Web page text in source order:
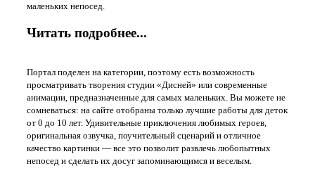
маленьких непосед.
Читать подробнее...
Портал поделен на категории, поэтому есть возможность
просматривать творения студии «Дисней» или современные
анимации, предназначенные для самых маленьких. Вы можете не
сомневаться: на сайте отобраны только лучшие работы для деток
от 0 до 10 лет. Удивительные приключения любимых героев,
оригинальная озвучка, поучительный сценарий и отличное
качество картинки — все это позволит развлечь любопытных
непосед и сделать их досуг запоминающимся и веселым.